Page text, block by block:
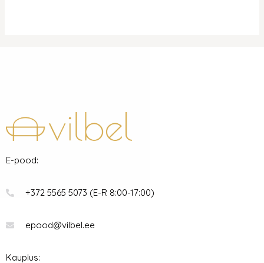
E-pood:
+372 5565 5073 (E-R 8:00-17:00)
epood@vilbel.ee
Kauplus: